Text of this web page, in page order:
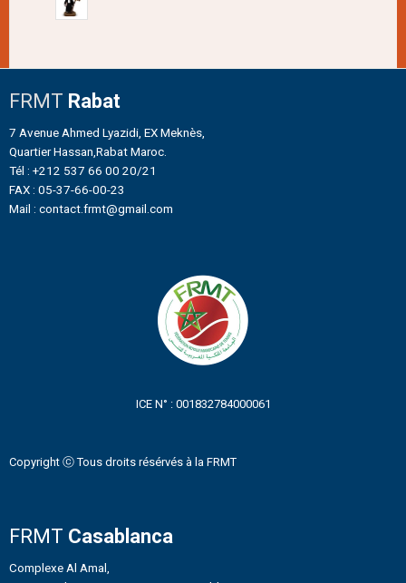
FRMT Rabat
7 Avenue Ahmed Lyazidi, EX Meknès,
Quartier Hassan,Rabat Maroc.
Tél : +212 537 66 00 20/21
FAX : 05-37-66-00-23
Mail : contact.frmt@gmail.com
ICE N° : 001832784000061
Copyright ⓒ Tous droits résérvés à la FRMT
FRMT Casablanca
Complexe Al Amal,